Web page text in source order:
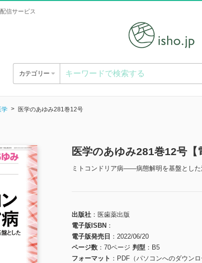
信サービス
カテゴリー
学 医学のあゆみ281巻12号
医学のあゆみ281巻12号【
ミトコンドリア病――病態解明を基盤とした
出版社
医歯薬出版
電子版ISBN
電子版発売日
2022/06/20
ページ数
70ページ 判型
B5
フォーマット
PDF（パソコンへのダウンロ